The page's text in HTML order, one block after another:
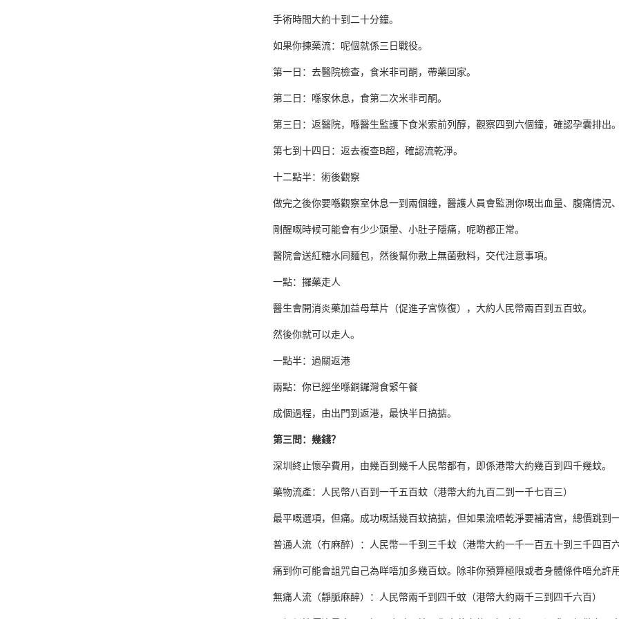
手術時間大約十到二十分鐘。
如果你揀藥流：呢個就係三日戰役。
第一日：去醫院檢查，食米非司酮，帶藥回家。
第二日：喺家休息，食第二次米非司酮。
第三日：返醫院，喺醫生監護下食米索前列醇，觀察四到六個鐘，確認孕囊排出。
第七到十四日：返去複查B超，確認流乾淨。
十二點半：術後觀察
做完之後你要喺觀察室休息一到兩個鐘，醫護人員會監測你嘅出血量、腹痛情況、
剛醒嘅時候可能會有少少頭暈、小肚子隱痛，呢啲都正常。
醫院會送紅糖水同麵包，然後幫你敷上無菌敷料，交代注意事項。
一點：攞藥走人
醫生會開消炎藥加益母草片（促進子宮恢復），大約人民幣兩百到五百蚊。
然後你就可以走人。
一點半：過關返港
兩點：你已經坐喺銅鑼灣食緊午餐
成個過程，由出門到返港，最快半日搞掂。
第三問：幾錢？
深圳終止懷孕費用，由幾百到幾千人民幣都有，即係港幣大約幾百到四千幾蚊。
藥物流產：人民幣八百到一千五百蚊（港幣大約九百二到一千七百三）
最平嘅選項，但痛。成功嘅話幾百蚊搞掂，但如果流唔乾淨要補清宫，總價跳到
普通人流（冇麻醉）：人民幣一千到三千蚊（港幣大約一千一百五十到三千四百六
痛到你可能會詛咒自己為咩唔加多幾百蚊。除非你預算極限或者身體條件唔允許
無痛人流（靜脈麻醉）：人民幣兩千到四千蚊（港幣大約兩千三到四千六百）